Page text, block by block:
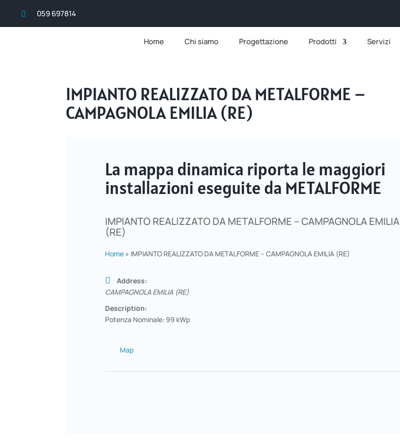
 059 697814
Home Chi siamo Progettazione Prodotti Servizi
IMPIANTO REALIZZATO DA METALFORME –
CAMPAGNOLA EMILIA (RE)
La mappa dinamica riporta le maggiori
installazioni eseguite da METALFORME
IMPIANTO REALIZZATO DA METALFORME – CAMPAGNOLA EMILIA
(RE)
Home» IMPIANTO REALIZZATO DA METALFORME – CAMPAGNOLA EMILIA (RE)
Address:
CAMPAGNOLA EMILIA (RE)
Description:
Potenza Nominale: 99 kWp
Map